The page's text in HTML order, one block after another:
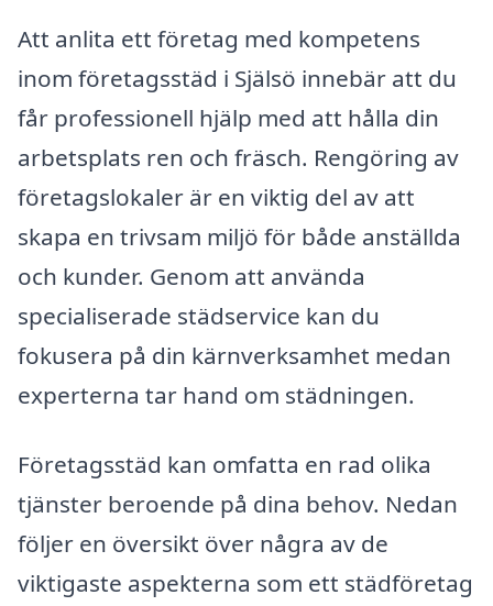
Att anlita ett företag med kompetens
inom företagsstäd i Själsö innebär att du
får professionell hjälp med att hålla din
arbetsplats ren och fräsch. Rengöring av
företagslokaler är en viktig del av att
skapa en trivsam miljö för både anställda
och kunder. Genom att använda
specialiserade städservice kan du
fokusera på din kärnverksamhet medan
experterna tar hand om städningen.
Företagsstäd kan omfatta en rad olika
tjänster beroende på dina behov. Nedan
följer en översikt över några av de
viktigaste aspekterna som ett städföretag